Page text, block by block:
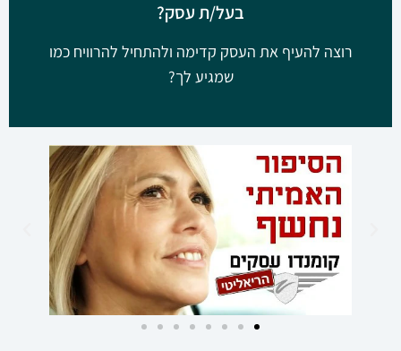
בעל/ת עסק?
רוצה להעיף את העסק קדימה ולהתחיל להרוויח כמו
שמגיע לך?